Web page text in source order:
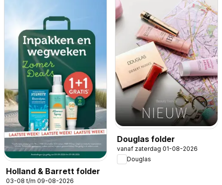
Holland & Barrett folder
03-08 t/m 09-08-2026
Douglas folder
vanaf zaterdag 01-08-2026
Douglas